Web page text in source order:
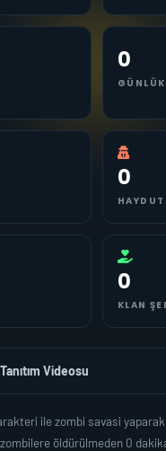
0
0
HAYDUT
0
KLAN
Videosu
ile zombi savasi
öldürülmeden 0